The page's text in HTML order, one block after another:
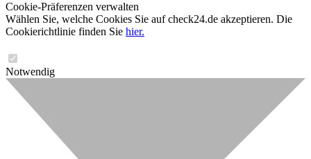
Cookie-Präferenzen verwalten
Wählen Sie, welche Cookies Sie auf check24.de akzeptieren. Die
Cookierichtlinie finden Sie hier.
Notwendig